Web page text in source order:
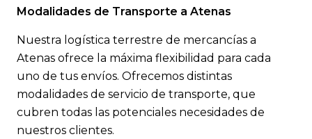
Modalidades de Transporte a Atenas
Nuestra logística terrestre de mercancías a
Atenas ofrece la máxima flexibilidad para cada
uno de tus envíos. Ofrecemos distintas
modalidades de servicio de transporte, que
cubren todas las potenciales necesidades de
nuestros clientes.